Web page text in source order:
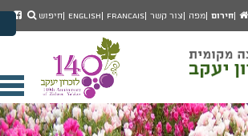
עמוד
הבית
חירום מפה צור קשר Francais
English חיפוש